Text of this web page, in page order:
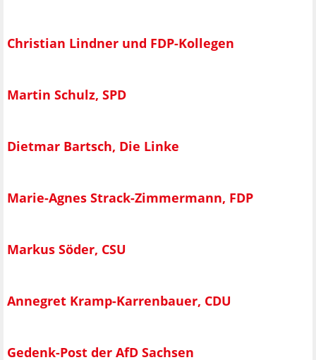
Christian Lindner und FDP-Kollegen
Martin Schulz, SPD
Dietmar Bartsch, Die Linke
Marie-Agnes Strack-Zimmermann, FDP
Markus Söder, CSU
Annegret Kramp-Karrenbauer, CDU
Gedenk-Post der AfD Sachsen